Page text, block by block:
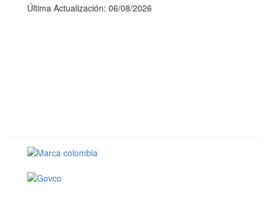
Última Actualización: 06/08/2026